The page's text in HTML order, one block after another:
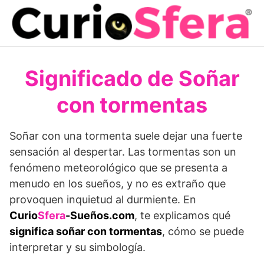
Saltar
contenido
Significado de Soñar
con tormentas
Soñar con una tormenta suele dejar una fuerte
sensación al despertar. Las tormentas son un
fenómeno meteorológico que se presenta a
menudo en los sueños, y no es extraño que
provoquen inquietud al durmiente. En
CurioSfera-Sueños.com, te explicamos qué
significa soñar con tormentas, cómo se puede
interpretar y su simbología.